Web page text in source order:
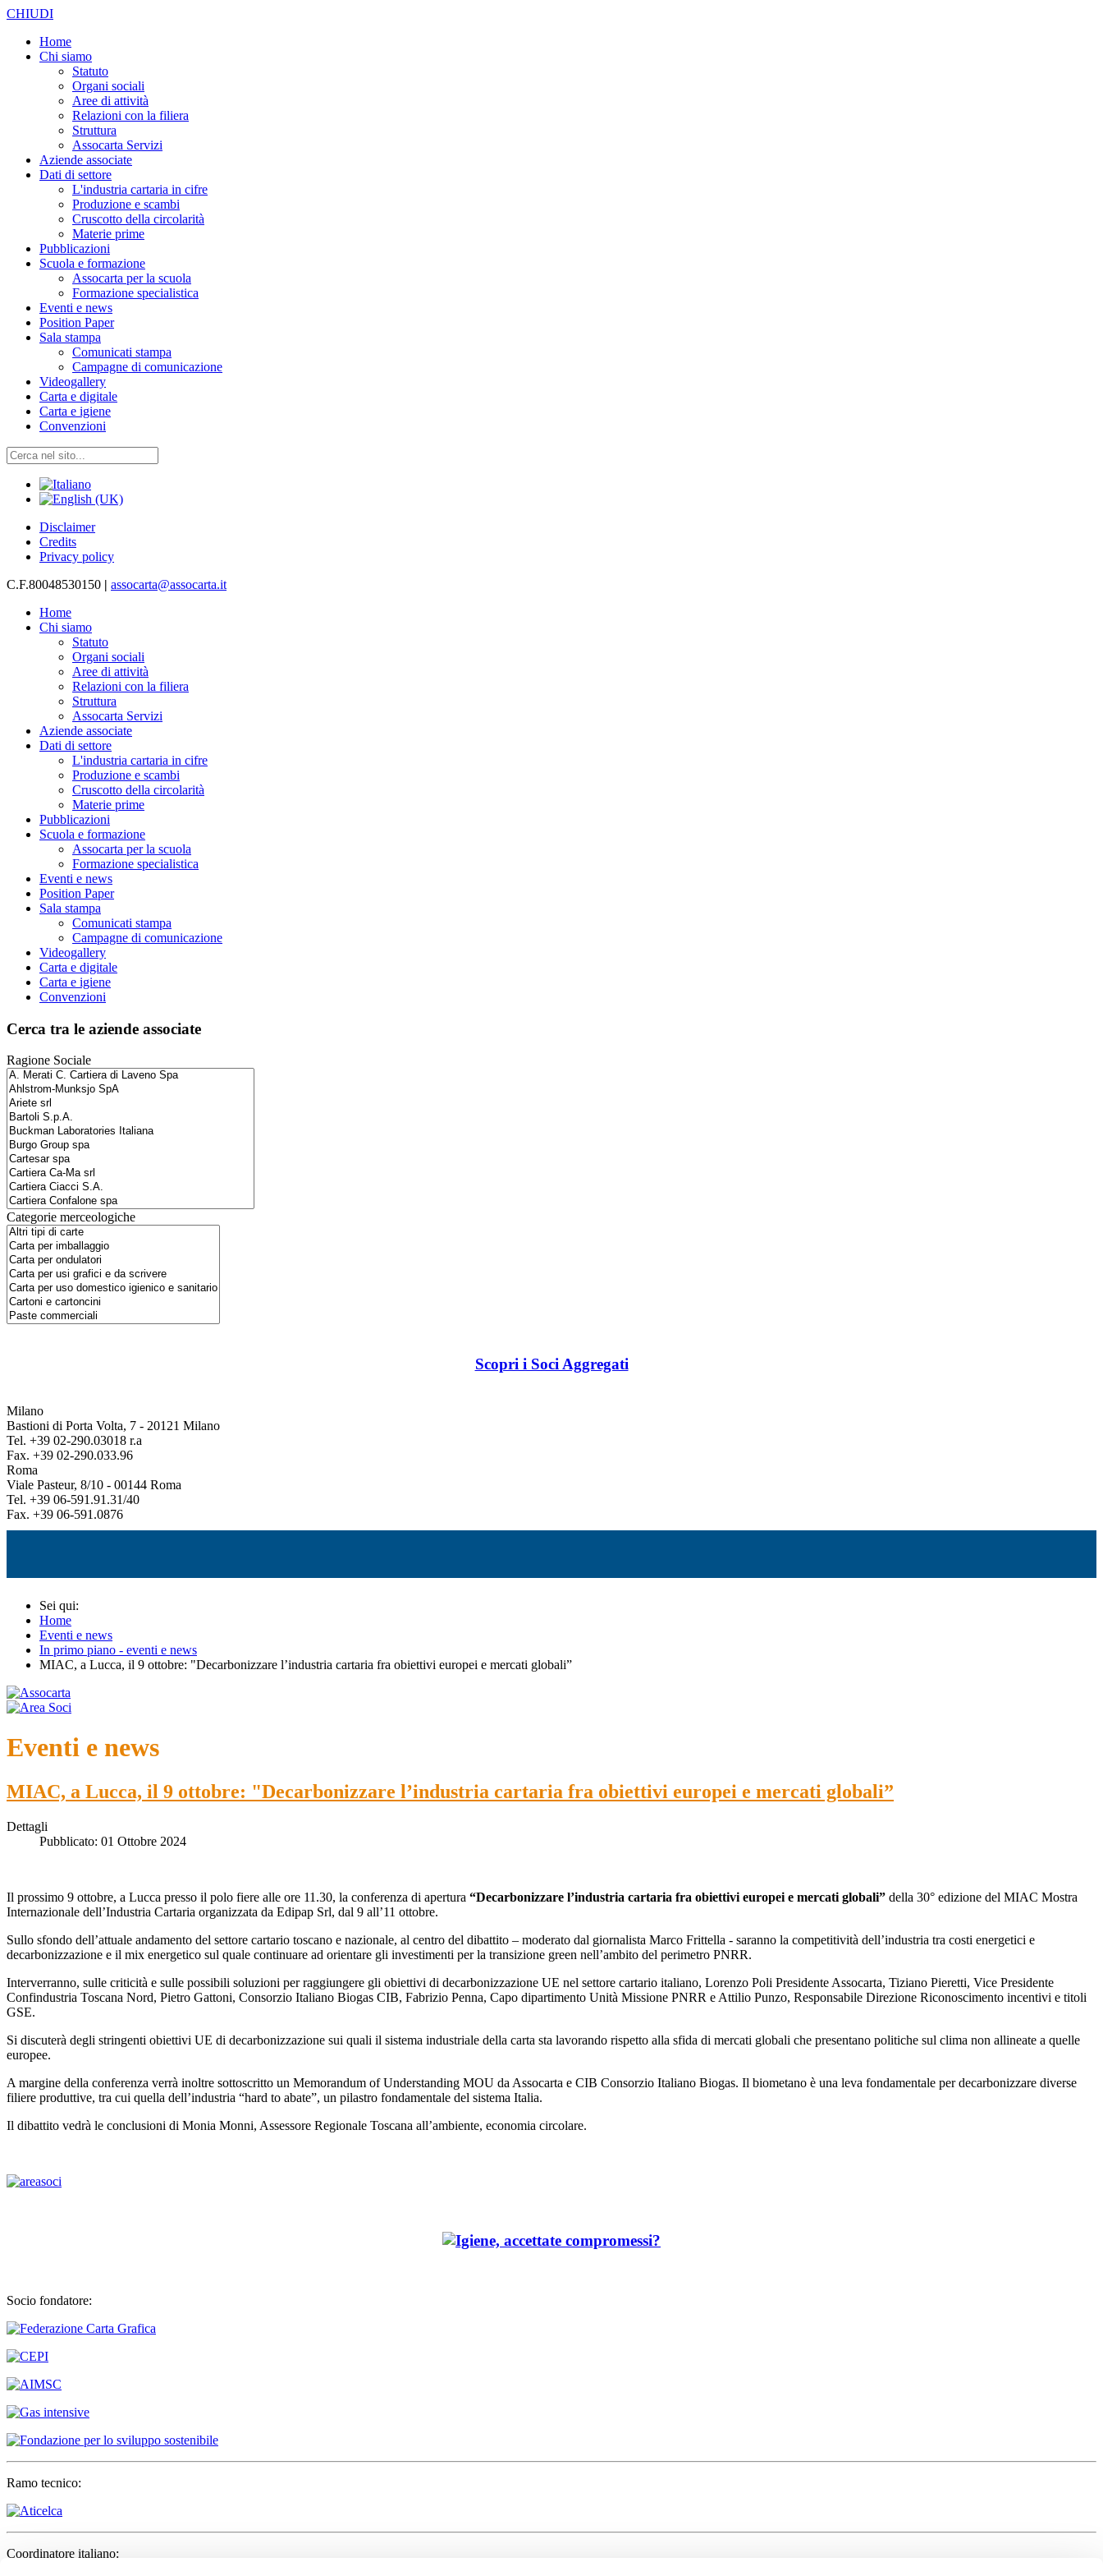
CHIUDI
Home
Chi siamo
Statuto
Organi sociali
Aree di attività
Relazioni con la filiera
Struttura
Assocarta Servizi
Aziende associate
Dati di settore
L'industria cartaria in cifre
Produzione e scambi
Cruscotto della circolarità
Materie prime
Pubblicazioni
Scuola e formazione
Assocarta per la scuola
Formazione specialistica
Eventi e news
Position Paper
Sala stampa
Comunicati stampa
Campagne di comunicazione
Videogallery
Carta e digitale
Carta e igiene
Convenzioni
Disclaimer
Credits
Privacy policy
C.F.80048530150 | assocarta@assocarta.it
Home
Chi siamo
Statuto
Organi sociali
Aree di attività
Relazioni con la filiera
Struttura
Assocarta Servizi
Aziende associate
Dati di settore
L'industria cartaria in cifre
Produzione e scambi
Cruscotto della circolarità
Materie prime
Pubblicazioni
Scuola e formazione
Assocarta per la scuola
Formazione specialistica
Eventi e news
Position Paper
Sala stampa
Comunicati stampa
Campagne di comunicazione
Videogallery
Carta e digitale
Carta e igiene
Convenzioni
Cerca tra le aziende associate
Ragione Sociale
Categorie merceologiche
Scopri i Soci Aggregati
Milano
Bastioni di Porta Volta, 7 - 20121 Milano
Tel. +39 02-290.03018 r.a
Fax. +39 02-290.033.96
Roma
Viale Pasteur, 8/10 - 00144 Roma
Tel. +39 06-591.91.31/40
Fax. +39 06-591.0876
Sei qui:
Home
Eventi e news
In primo piano - eventi e news
MIAC, a Lucca, il 9 ottobre: "Decarbonizzare l’industria cartaria fra obiettivi europei e mercati globali”
Eventi e news
MIAC, a Lucca, il 9 ottobre: "Decarbonizzare l’industria cartaria fra obiettivi europei e mercati globali”
Dettagli
Pubblicato: 01 Ottobre 2024
Il prossimo 9 ottobre, a Lucca presso il polo fiere alle ore 11.30, la conferenza di apertura “Decarbonizzare l’industria cartaria fra obiettivi europei e mercati globali” della 30° edizione del MIAC Mostra
Internazionale dell’Industria Cartaria organizzata da Edipap Srl, dal 9 all’11 ottobre.
Sullo sfondo dell’attuale andamento del settore cartario toscano e nazionale, al centro del dibattito – moderato dal giornalista Marco Frittella - saranno la competitività dell’industria tra costi energetici e
decarbonizzazione e il mix energetico sul quale continuare ad orientare gli investimenti per la transizione green nell’ambito del perimetro PNRR.
Interverranno, sulle criticità e sulle possibili soluzioni per raggiungere gli obiettivi di decarbonizzazione UE nel settore cartario italiano, Lorenzo Poli Presidente Assocarta, Tiziano Pieretti, Vice Presidente
Confindustria Toscana Nord, Pietro Gattoni, Consorzio Italiano Biogas CIB, Fabrizio Penna, Capo dipartimento Unità Missione PNRR e Attilio Punzo, Responsabile Direzione Riconoscimento incentivi e titoli
GSE.
Si discuterà degli stringenti obiettivi UE di decarbonizzazione sui quali il sistema industriale della carta sta lavorando rispetto alla sfida di mercati globali che presentano politiche sul clima non allineate a quelle
europee.
A margine della conferenza verrà inoltre sottoscritto un Memorandum of Understanding MOU da Assocarta e CIB Consorzio Italiano Biogas. Il biometano è una leva fondamentale per decarbonizzare diverse
filiere produttive, tra cui quella dell’industria “hard to abate”, un pilastro fondamentale del sistema Italia.
Il dibattito vedrà le conclusioni di Monia Monni, Assessore Regionale Toscana all’ambiente, economia circolare.
Socio fondatore:
Ramo tecnico:
Coordinatore italiano: